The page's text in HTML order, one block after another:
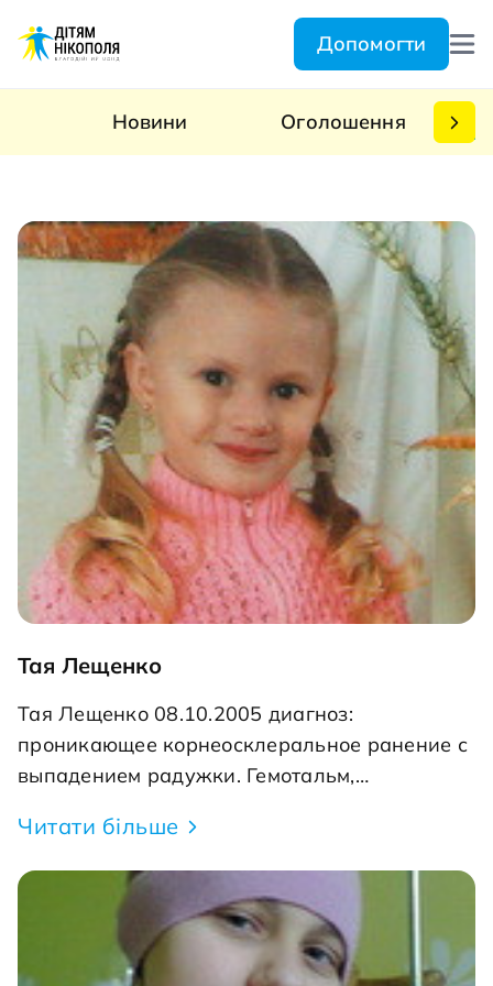
Допомогти
Новини Оголошення
Тая Лещенко
Тая Лещенко 08.10.2005 диагноз:
проникающее корнеосклеральное ранение с
выпадением радужки. Гемотальм,
Веселая, подвижная мамина любимица
Таечка, ученица первого класса СШ№5
получила серьезнейшую травму глаза,
которая может оставить девочку без зрения
на один глаз. Это досадное недоразумение
Читати більше